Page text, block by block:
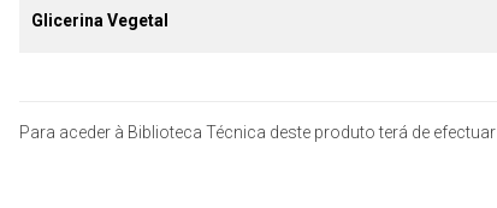
Glicerina Vegetal
Para aceder à Biblioteca Técnica deste produto terá de efectuar